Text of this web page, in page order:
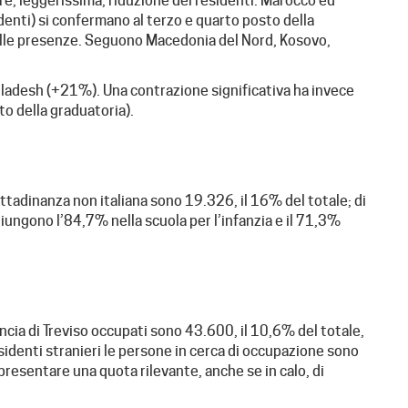
si confermano al terzo e quarto posto della
presenze. Seguono Macedonia del Nord, Kosovo,
(+21%). Una contrazione significativa ha invece
della graduatoria).
non italiana sono 19.326, il 16% del totale; di
l’84,7% nella scuola per l’infanzia e il 71,3%
di Treviso occupati sono 43.600, il 10,6% del totale,
stranieri le persone in cerca di occupazione sono
una quota rilevante, anche se in calo, di